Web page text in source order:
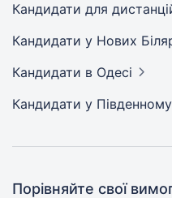
Кандидати для
Кандидати у Нових
Кандидати в Одесі
Кандидати у Південному
Порівняйте свої